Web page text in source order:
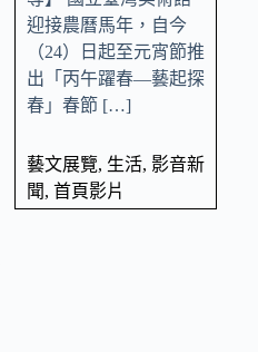
迎接農曆馬年，自今
（24）日起至元宵節推
出「丙午躍春—藝起探
春」春節 […]
藝文展覽, 生活, 影音新
聞, 首頁影片